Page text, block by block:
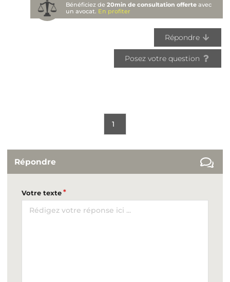
Bénéficiez de20min de consultation offerte avec
un avocat. En profiter
Répondre
Posez votre question
1
Répondre
Votre texte